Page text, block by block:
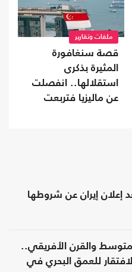
ملفات وتقارير
قصة سنغافورة
المثيرة بذكرى
استقلالها.. انفصلت
عن ماليزيا فتربعت
إعلان إيران عن شروطها
والقرن الأفريقي..
للعمق البحري في